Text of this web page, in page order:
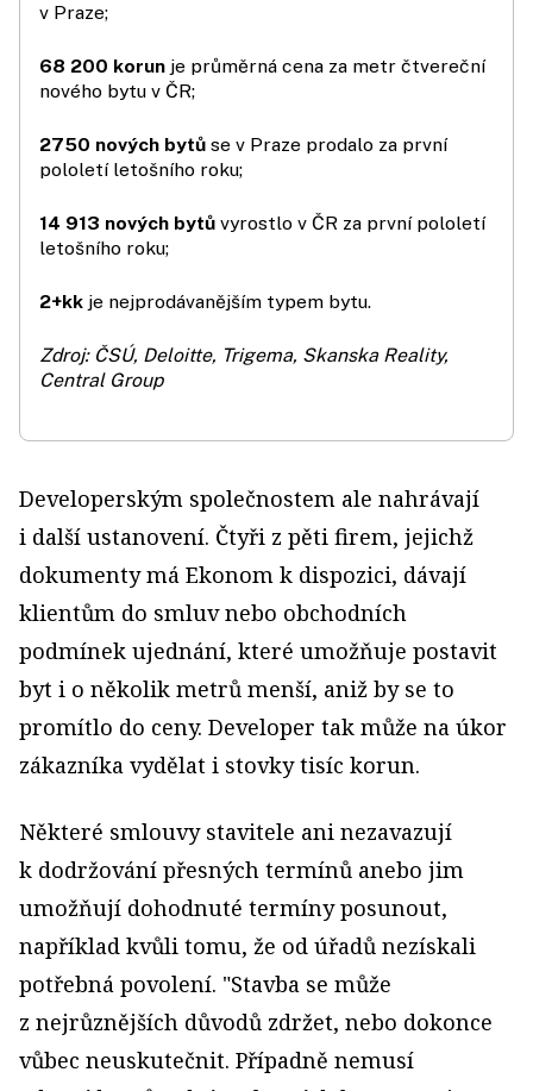
v Praze;
68 200 korun je průměrná cena za metr čtvereční
nového bytu v ČR;
2750 nových bytů se v Praze prodalo za první
pololetí letošního roku;
14 913 nových bytů vyrostlo v ČR za první pololetí
letošního roku;
2+kk je nejprodávanějším typem bytu.
Zdroj: ČSÚ, Deloitte, Trigema, Skanska Reality,
Central Group
Developerským společnostem ale nahrávají
i další ustanovení. Čtyři z pěti firem, jejichž
dokumenty má Ekonom k dispozici, dávají
klientům do smluv nebo obchodních
podmínek ujednání, které umožňuje postavit
byt i o několik metrů menší, aniž by se to
promítlo do ceny. Developer tak může na úkor
zákazníka vydělat i stovky tisíc korun.
Některé smlouvy stavitele ani nezavazují
k dodržování přesných termínů anebo jim
umožňují dohodnuté termíny posunout,
například kvůli tomu, že od úřadů nezískali
potřebná povolení. "Stavba se může
z nejrůznějších důvodů zdržet, nebo dokonce
vůbec neuskutečnit. Případně nemusí